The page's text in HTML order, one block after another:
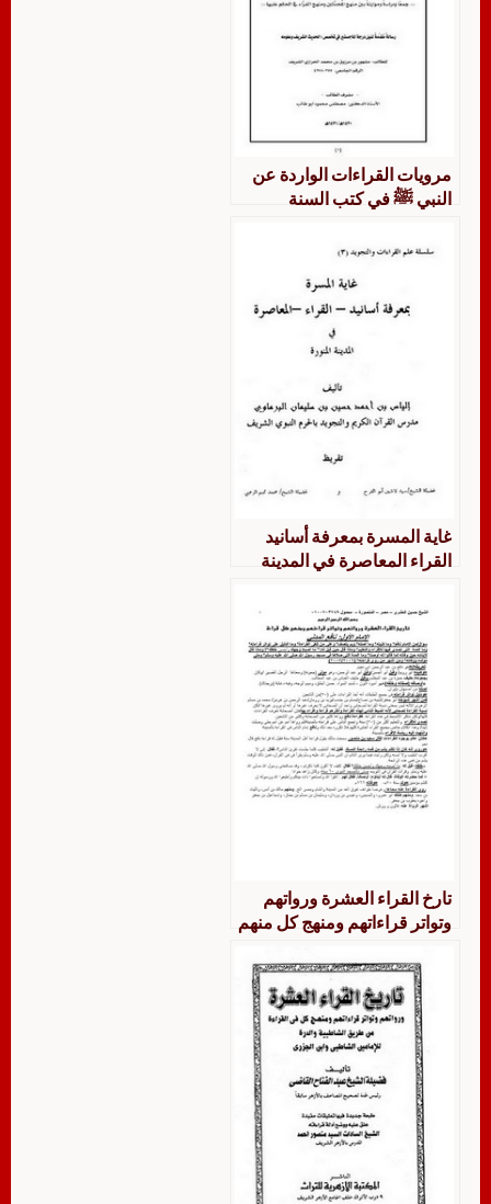
مرويات القراءات الواردة عن
النبي ﷺ في كتب السنة
بين منهج المحدثين ومنهج القراء
غاية المسرة بمعرفة أسانيد
القراء المعاصرة في المدينة
تارخ القراء العشرة ورواتهم
وتواتر قراءاتهم ومنهج كل منهم